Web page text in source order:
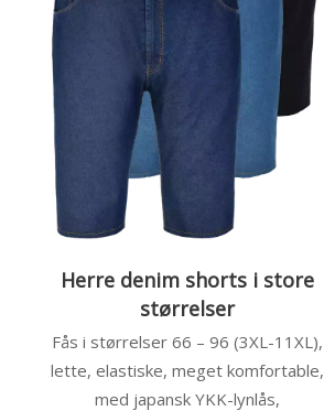
Herre denim shorts i store
størrelser
Fås i størrelser 66 – 96 (3XL-11XL),
lette, elastiske, meget komfortable,
med japansk YKK-lynlås,